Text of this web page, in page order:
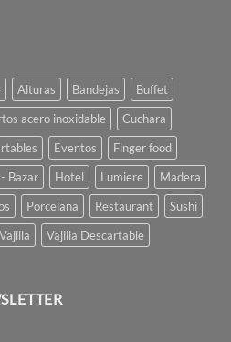
Alturas Bandejas
Buffet
acero inoxidable
Cuchara
Eventos
Finger food
Bazar Hotel Lumiere
Madera
Porcelana Restaurant
Sushi
Vajilla Vajilla Descartable